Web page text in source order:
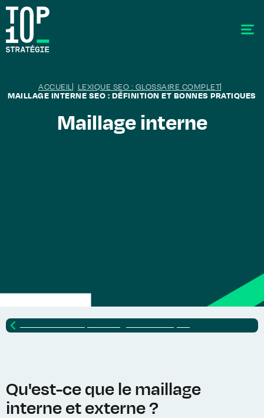
ACCUEIL
LEXIQUE SEO : GLOSSAIRE COMPLET
MAILLAGE INTERNE SEO : DÉFINITION ET BONNES PRATIQUES
Maillage interne
Qu'est-ce que le maillage
interne et externe ?